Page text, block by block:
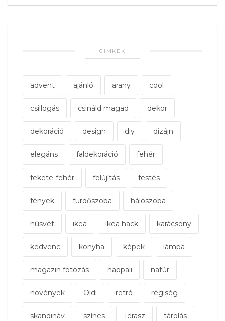
CÍMKÉK
advent ajánló arany cool
csillogás csináld magad dekor
dekoráció design diy dizájn
elegáns faldekoráció fehér
fekete-fehér felújítás festés
fények fürdőszoba hálószoba
húsvét ikea ikea hack karácsony
kedvenc konyha képek lámpa
magazin fotózás nappali natúr
növények Oldi retró régiség
skandináv színes Terasz tárolás